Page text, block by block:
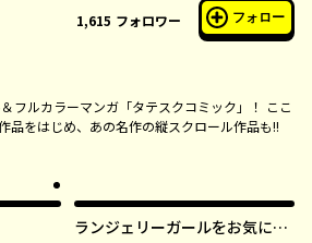
1,615 フォロワー フォロー
フルカラーマンガ「タテスクコミック」！ ここ
品をはじめ、あの名作の縦スクロール作品も!!
ランジェリーガールをお気に召